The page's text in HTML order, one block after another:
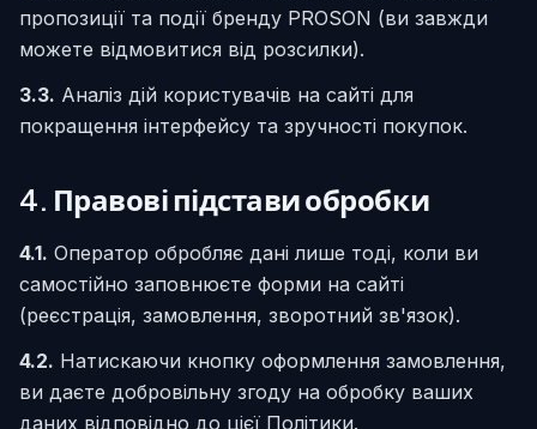
пропозиції та події бренду PROSON (ви завжди
можете відмовитися від розсилки).
3.3. Аналіз дій користувачів на сайті для
покращення інтерфейсу та зручності покупок.
4. Правові підстави обробки
4.1. Оператор обробляє дані лише тоді, коли ви
самостійно заповнюєте форми на сайті
(реєстрація, замовлення, зворотний зв'язок).
4.2. Натискаючи кнопку оформлення замовлення,
ви даєте добровільну згоду на обробку ваших
даних відповідно до цієї Політики.